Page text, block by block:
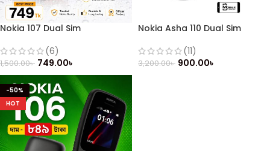
Nokia 107 Dual Sim
(6)
1,500.00৳ 749.00৳
Nokia Asha 110 Dual Sim
(11)
3,200.00৳ 900.00৳
-50%
HOT